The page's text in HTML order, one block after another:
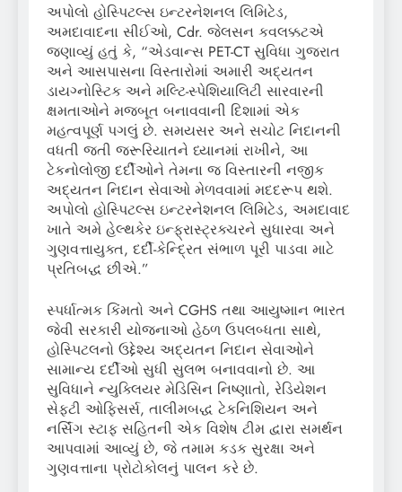
અપોલો હોસ્પિટલ્સ ઇન્ટરનેશનલ લિમિટેડ,
અમદાવાદના સીઈઓ, Cdr. જેલસન કવલક્કટએ
જણાવ્યું હતું કે, “એડવાન્સ PET-CT સુવિધા ગુજરાત
અને આસપાસના વિસ્તારોમાં અમારી અદ્યતન
ડાયગ્નોસ્ટિક અને મલ્ટિ-સ્પેશિયાલિટી સારવારની
ક્ષમતાઓને મજબૂત બનાવવાની દિશામાં એક
મહત્વપૂર્ણ પગલું છે. સમયસર અને સચોટ નિદાનની
વધતી જતી જરૂરિયાતને ધ્યાનમાં રાખીને, આ
ટેકનોલોજી દર્દીઓને તેમના જ વિસ્તારની નજીક
અદ્યતન નિદાન સેવાઓ મેળવવામાં મદદરૂપ થશે.
અપોલો હોસ્પિટલ્સ ઇન્ટરનેશનલ લિમિટેડ, અમદાવાદ
ખાતે અમે હેલ્થકેર ઇન્ફ્રાસ્ટ્રક્ચરને સુધારવા અને
ગુણવત્તાયુક્ત, દર્દી-કેન્દ્રિત સંભાળ પૂરી પાડવા માટે
પ્રતિબદ્ધ છીએ.”
સ્પર્ધાત્મક કિંમતો અને CGHS તથા આયુષ્માન ભારત
જેવી સરકારી યોજનાઓ હેઠળ ઉપલબ્ધતા સાથે,
હોસ્પિટલનો ઉદ્દેશ્ય અદ્યતન નિદાન સેવાઓને
સામાન્ય દર્દીઓ સુધી સુલભ બનાવવાનો છે. આ
સુવિધાને ન્યુક્લિયર મેડિસિન નિષ્ણાતો, રેડિયેશન
સેફ્ટી ઓફિસર્સ, તાલીમબદ્ધ ટેકનિશિયન અને
નર્સિંગ સ્ટાફ સહિતની એક વિશેષ ટીમ દ્વારા સમર્થન
આપવામાં આવ્યું છે, જે તમામ કડક સુરક્ષા અને
ગુણવત્તાના પ્રોટોકોલનું પાલન કરે છે.